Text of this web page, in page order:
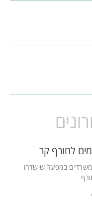
לחורף קר
במפעל שישדרו